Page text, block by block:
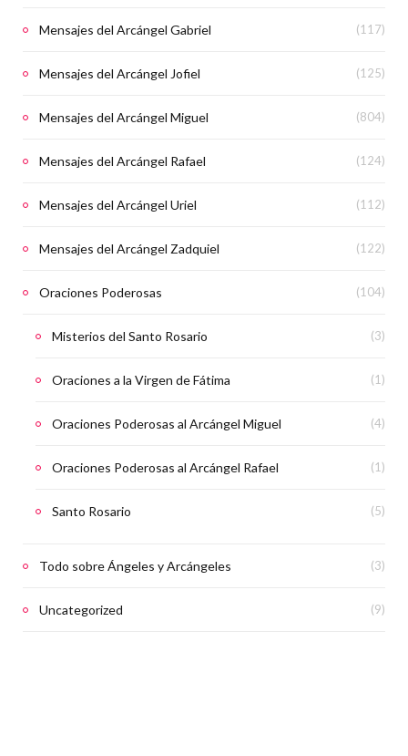
Mensajes del Arcángel Gabriel (117)
Mensajes del Arcángel Jofiel (125)
Mensajes del Arcángel Miguel (804)
Mensajes del Arcángel Rafael (124)
Mensajes del Arcángel Uriel (112)
Mensajes del Arcángel Zadquiel (122)
Oraciones Poderosas (104)
Misterios del Santo Rosario (3)
Oraciones a la Virgen de Fátima (1)
Oraciones Poderosas al Arcángel Miguel (4)
Oraciones Poderosas al Arcángel Rafael (1)
Santo Rosario (5)
Todo sobre Ángeles y Arcángeles (3)
Uncategorized (9)